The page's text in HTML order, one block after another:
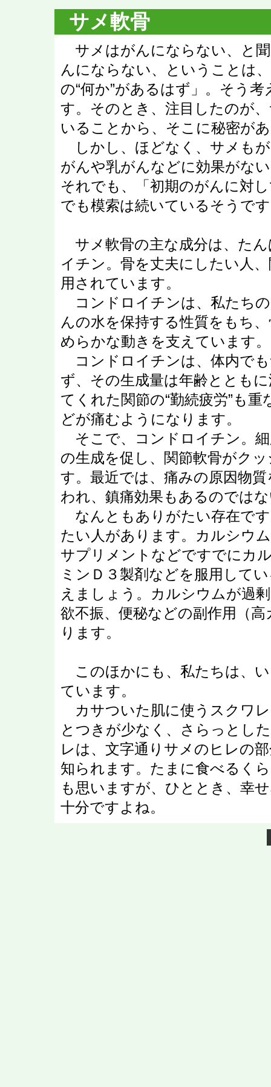
サメ軟骨
サメはがんにならない、と
んにならない、ということは
の“何か”があるはず」。そう
す。そのとき、注目したのが
いることから、そこに秘密が
しかし、ほどなく、サメも
がんや乳がんなどに効果がな
それでも、「初期のがんに対
でも模索は続いているそうで
サメ軟骨の主な成分は、た
イチン。骨を丈夫にしたい人
用されています。
コンドロイチンは、私たち
んの水を保持する性質をもち
めらかな動きを支えています。
コンドロイチンは、体内で
ず、その生成量は年齢ととも
てくれた関節の“勤続疲労”も
どが痛むようになります。
そこで、コンドロイチン。
の生成を促し、関節軟骨がク
す。最近では、痛みの原因物
われ、鎮痛効果もあるのでは
なんともありがたい存在で
たい人があります。カルシウ
サプリメントなどですでにカ
ミンＤ３製剤などを服用して
えましょう。カルシウムが過
欲不振、便秘などの副作用（
ります。
このほかにも、私たちは、
ています。
カサついた肌に使うスクワ
とつきが少なく、さらっとし
レは、文字通りサメのヒレの
知られます。たまに食べるく
も思いますが、ひととき、幸
十分ですよね。